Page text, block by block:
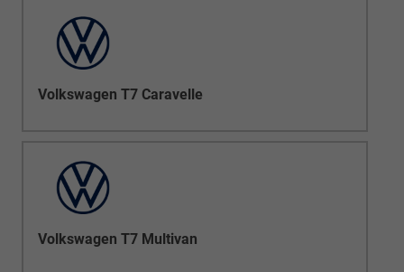
Volkswagen T7 Caravelle
Volkswagen T7 Multivan